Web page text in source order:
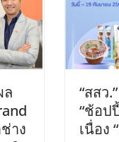
ล
าง
“สสว
“ช้อป
เนื่อง